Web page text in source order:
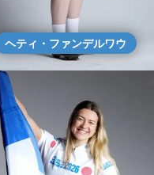
ヘティ・ファンデルワウ